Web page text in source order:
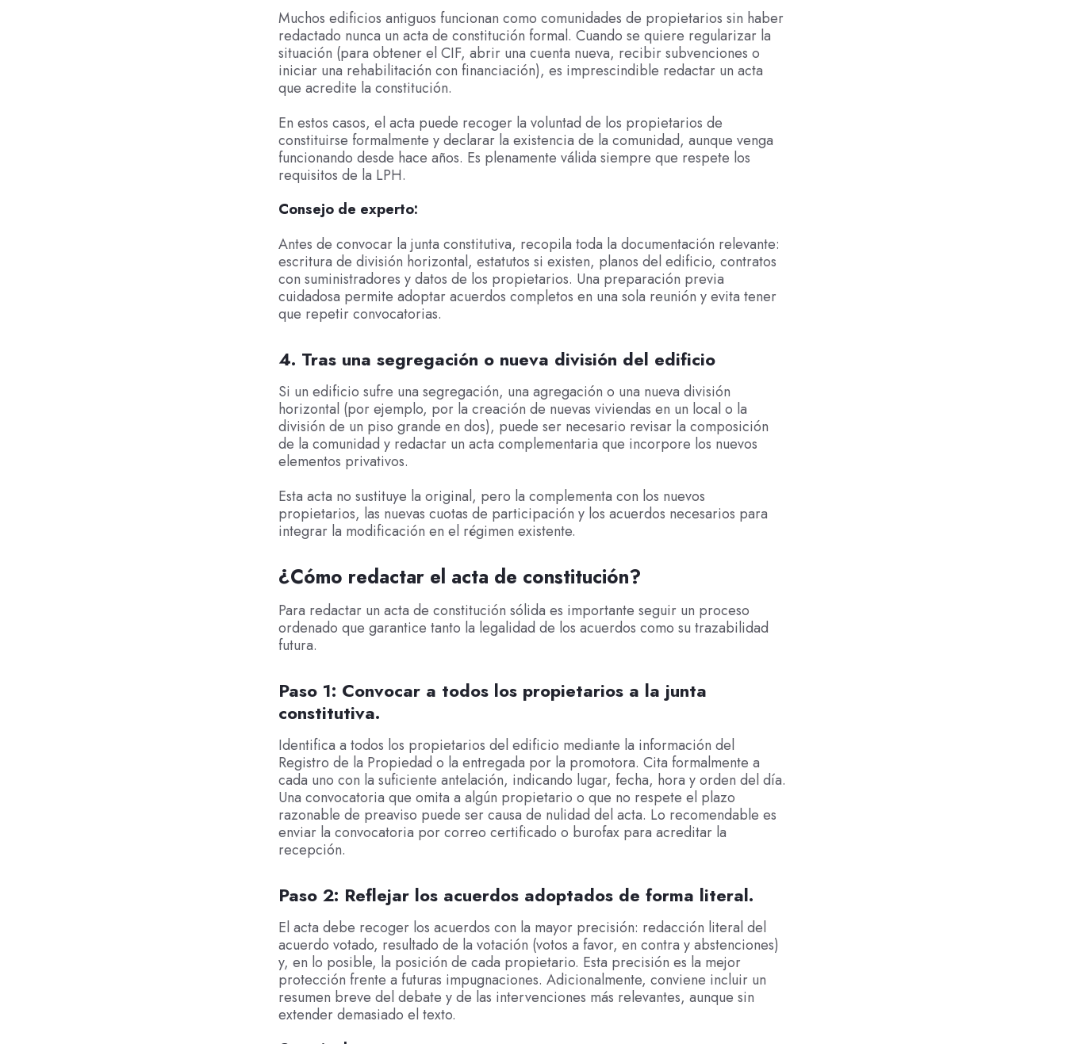
Muchos edificios antiguos funcionan como comunidades de propietarios sin haber
redactado nunca un acta de constitución formal. Cuando se quiere regularizar la
situación (para obtener el CIF, abrir una cuenta nueva, recibir subvenciones o
iniciar una rehabilitación con financiación), es imprescindible redactar un acta
que acredite la constitución.
En estos casos, el acta puede recoger la voluntad de los propietarios de
constituirse formalmente y declarar la existencia de la comunidad, aunque venga
funcionando desde hace años. Es plenamente válida siempre que respete los
requisitos de la LPH.
Consejo de experto:
Antes de convocar la junta constitutiva, recopila toda la documentación relevante:
escritura de división horizontal, estatutos si existen, planos del edificio, contratos
con suministradores y datos de los propietarios. Una preparación previa
cuidadosa permite adoptar acuerdos completos en una sola reunión y evita tener
que repetir convocatorias.
4. Tras una segregación o nueva división del edificio
Si un edificio sufre una segregación, una agregación o una nueva división
horizontal (por ejemplo, por la creación de nuevas viviendas en un local o la
división de un piso grande en dos), puede ser necesario revisar la composición
de la comunidad y redactar un acta complementaria que incorpore los nuevos
elementos privativos.
Esta acta no sustituye la original, pero la complementa con los nuevos
propietarios, las nuevas cuotas de participación y los acuerdos necesarios para
integrar la modificación en el régimen existente.
¿Cómo redactar el acta de constitución?
Para redactar un acta de constitución sólida es importante seguir un proceso
ordenado que garantice tanto la legalidad de los acuerdos como su trazabilidad
futura.
Paso 1: Convocar a todos los propietarios a la junta
constitutiva.
Identifica a todos los propietarios del edificio mediante la información del
Registro de la Propiedad o la entregada por la promotora. Cita formalmente a
cada uno con la suficiente antelación, indicando lugar, fecha, hora y orden del día.
Una convocatoria que omita a algún propietario o que no respete el plazo
razonable de preaviso puede ser causa de nulidad del acta. Lo recomendable es
enviar la convocatoria por correo certificado o burofax para acreditar la
recepción.
Paso 2: Reflejar los acuerdos adoptados de forma literal.
El acta debe recoger los acuerdos con la mayor precisión: redacción literal del
acuerdo votado, resultado de la votación (votos a favor, en contra y abstenciones)
y, en lo posible, la posición de cada propietario. Esta precisión es la mejor
protección frente a futuras impugnaciones. Adicionalmente, conviene incluir un
resumen breve del debate y de las intervenciones más relevantes, aunque sin
extender demasiado el texto.